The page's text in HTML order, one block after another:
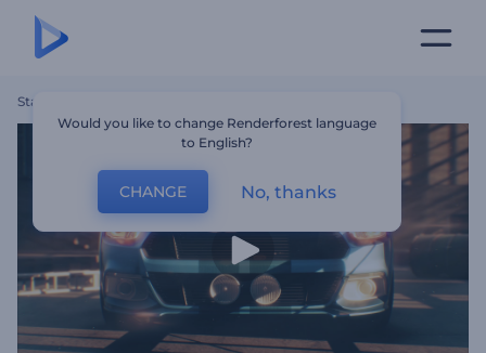
Startseite
Would you like to change Renderforest language
to English?
CHANGE No, thanks